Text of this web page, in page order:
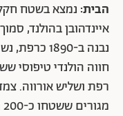
הבית: נמצא בשטח
איינדהובן בהולנד,
חווה הולנדי טיפוסי
רפת ושליש אורווה.